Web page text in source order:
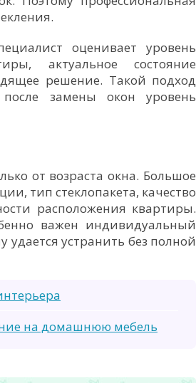
оценивает уровень
актуальное состояние
решение. Такой подход
замены окон уровень
от возраста окна. Большое
тип стеклопакета, качество
расположения квартиры.
важен индивидуальный
устранить без полной
на домашнюю мебель